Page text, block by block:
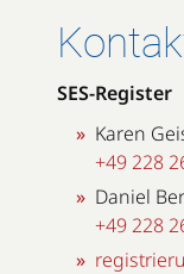
SES-Register
Karen
+49 228
Daniel
+49 228